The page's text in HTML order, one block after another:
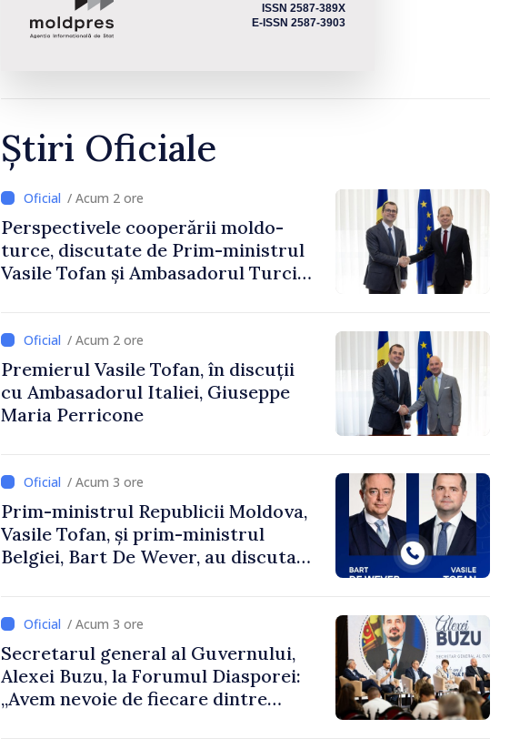
ISSN 2587-389X
E-ISSN 2587-3903
Știri Oficiale
/ Acum 2 ore
Perspectivele cooperării moldo-
turce, discutate de Prim-ministrul
Vasile Tofan și Ambasadorul Turciei,
/ Acum 2 ore
Premierul Vasile Tofan, în discuții
cu Ambasadorul Italiei, Giuseppe
Maria Perricone
/ Acum 3 ore
Prim-ministrul Republicii Moldova,
Vasile Tofan, și prim-ministrul
Belgiei, Bart De Wever, au discutat
/ Acum 3 ore
Secretarul general al Guvernului,
Alexei Buzu, la Forumul Diasporei:
„Avem nevoie de fiecare dintre